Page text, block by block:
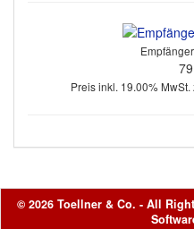
Preis inkl. 19.00% MwSt.
© 2026 Toellner & Co. - All